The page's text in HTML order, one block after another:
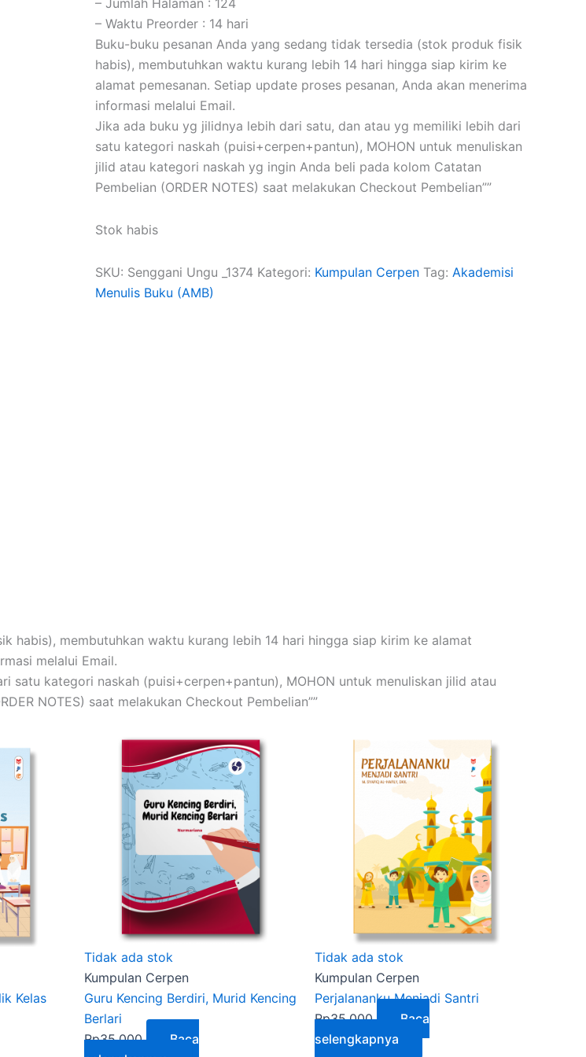
– Jumlah Halaman : 124
– Waktu Preorder : 14 hari
Buku-buku pesanan Anda yang sedang tidak tersedia (stok produk fisik
habis), membutuhkan waktu kurang lebih 14 hari hingga siap kirim ke
alamat pemesanan. Setiap update proses pesanan, Anda akan menerima
informasi melalui Email.
Jika ada buku yg jilidnya lebih dari satu, dan atau yg memiliki lebih dari
satu kategori naskah (puisi+cerpen+pantun), MOHON untuk menuliskan
jilid atau kategori naskah yg ingin Anda beli pada kolom Catatan
Pembelian (ORDER NOTES) saat melakukan Checkout Pembelian””
Stok habis
SKU: Senggani Ungu _1374 Kategori: Kumpulan Cerpen Tag: Akademisi
Menulis Buku (AMB)
habis), membutuhkan waktu kurang lebih 14 hari hingga siap kirim ke alamat
melalui Email.
kategori naskah (puisi+cerpen+pantun), MOHON untuk menuliskan jilid atau
NOTES) saat melakukan Checkout Pembelian””
Kelas
Tidak ada stok
Kumpulan Cerpen
Guru Kencing Berdiri, Murid Kencing
Berlari
Rp35.000
Baca
Tidak ada stok
Kumpulan Cerpen
Perjalananku Menjadi Santri
Rp35.000
Baca
selengkapnya